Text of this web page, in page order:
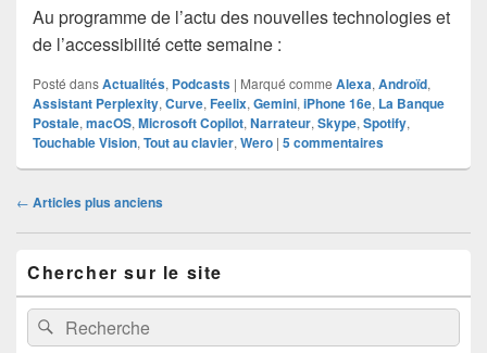
Au programme de l’actu des nouvelles technologies et
de l’accessibilité cette semaine :
Posté dansActualités, Podcasts | Marqué comme Alexa, Androïd,
Assistant Perplexity, Curve, Feelix, Gemini, iPhone 16e, La Banque
Postale, macOS, Microsoft Copilot, Narrateur, Skype, Spotify,
Touchable Vision, Tout au clavier, Wero | 5commentaires
Navigation
articles
← Articles plus anciens
principale
de
widget
pour
Chercher sur le site
Recherche :Rechercher